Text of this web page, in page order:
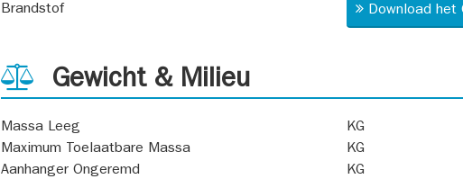
Brandstof Download
Gewicht & Milieu
Massa Leeg
KG
Maximum Toelaatbare Massa
KG
Aanhanger Ongeremd
KG